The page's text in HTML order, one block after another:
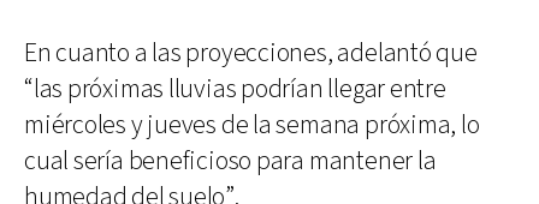
En cuanto a las proyecciones, adelantó que
“las próximas lluvias podrían llegar entre
miércoles y jueves de la semana próxima, lo
cual sería beneficioso para mantener la
humedad del suelo”.